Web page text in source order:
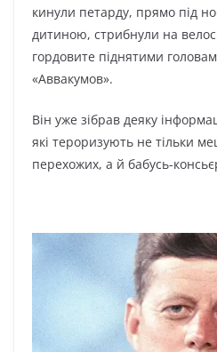
кинули петарду, прямо під
дитиною, стрибнули на
гордовите піднятими
«Аввакумов».
Він уже зібрав деяку
які тероризують не тільки
перехожих, а й бабусь-